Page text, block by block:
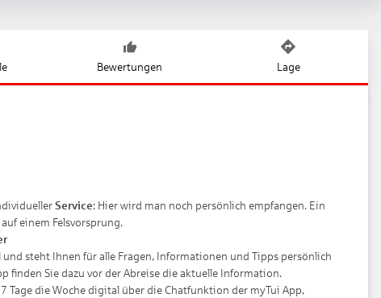
Bewertungen Lage
Service: Hier wird man noch persönlich empfangen. Ein
auf einem Felsvorsprung.
steht Ihnen für alle Fragen, Informationen und Tipps persönlich
finden Sie dazu vor der Abreise die aktuelle Information.
Tage die Woche digital über die Chatfunktion der myTui App,